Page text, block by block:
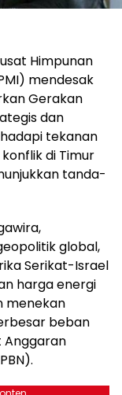
Himpunan
mendesak
Gerakan
dan
tekanan
di Timur
tanda-
global,
Serikat-Israel
harga energi
menekan
beban
Anggaran